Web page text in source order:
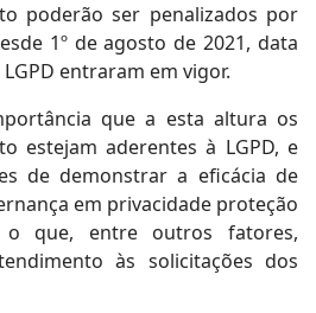
poderão ser penalizados por
1º de agosto de 2021, data
entraram em vigor.
que a esta altura os
estejam aderentes à LGPD, e
de demonstrar a eficácia de
em privacidade proteção
o que, entre outros fatores,
às solicitações dos